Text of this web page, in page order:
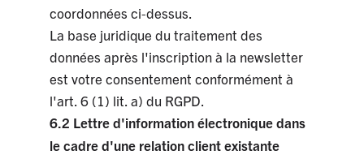
coordonnées ci-dessus.
La base juridique du traitement des
données après l'inscription à la newsletter
est votre consentement conformément à
l'art. 6 (1) lit. a) du RGPD.
6.2 Lettre d'information électronique dans
le cadre d'une relation client existante